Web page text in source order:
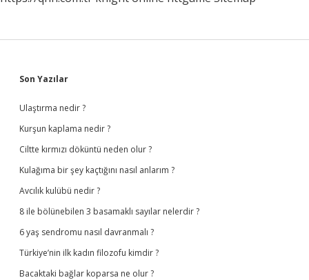
Sidebar
Son Yazılar
Ulaştırma nedir ?
Kurşun kaplama nedir ?
Ciltte kırmızı döküntü neden olur ?
Kulağıma bir şey kaçtığını nasıl anlarım ?
Avcılık kulübü nedir ?
8 ile bölünebilen 3 basamaklı sayılar nelerdir ?
6 yaş sendromu nasıl davranmalı ?
Türkiye’nin ilk kadın filozofu kimdir ?
Bacaktaki bağlar koparsa ne olur ?